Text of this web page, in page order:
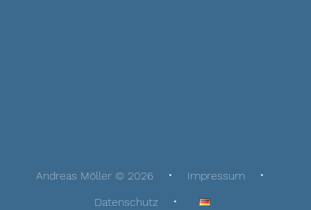
Andreas Möller © 2026
Impressum
Datenschutz